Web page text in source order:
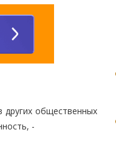
других общественных
-